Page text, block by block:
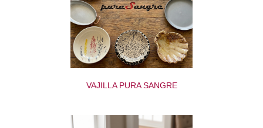
VAJILLA PURA SANGRE